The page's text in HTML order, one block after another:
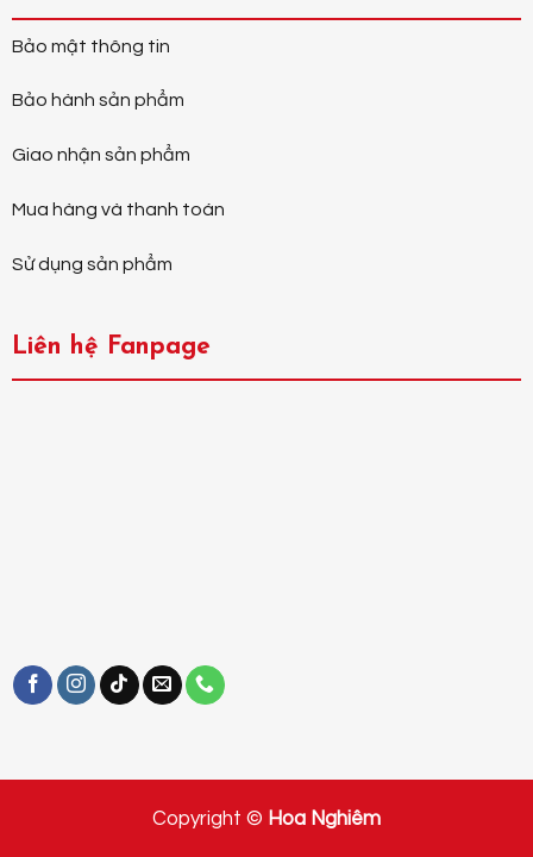
Bảo mật thông tin
Bảo hành sản phẩm
Giao nhận sản phẩm
Mua hàng và thanh toán
Sử dụng sản phẩm
Liên hệ Fanpage
Copyright © Hoa Nghiêm